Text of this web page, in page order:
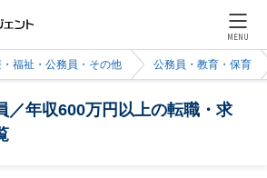
MENU
福祉・公務員・その他 公務員・教育・保育
／年収600万円以上の転職・求